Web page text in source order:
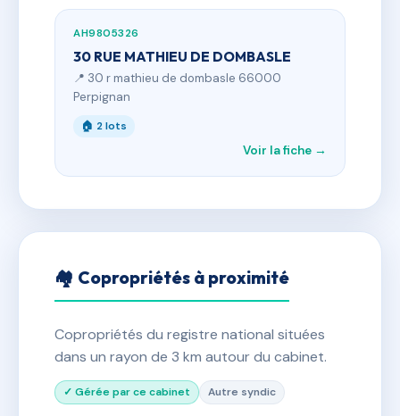
AH9805326
30 RUE MATHIEU DE DOMBASLE
📍 30 r mathieu de dombasle 66000
Perpignan
🏠 2 lots
Voir la fiche →
🏘 Copropriétés à proximité
Copropriétés du registre national situées
dans un rayon de 3 km autour du cabinet.
✓ Gérée par ce cabinet Autre syndic